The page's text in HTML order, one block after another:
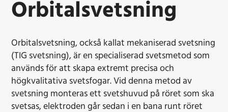
Orbitalsvetsning
Orbitalsvetsning, också kallat mekaniserad svetsning
(TIG svetsning), är en specialiserad svetsmetod som
används för att skapa extremt precisa och
högkvalitativa svetsfogar. Vid denna metod av
svetsning monteras ett svetshuvud på röret som ska
svetsas, elektroden går sedan i en bana runt röret